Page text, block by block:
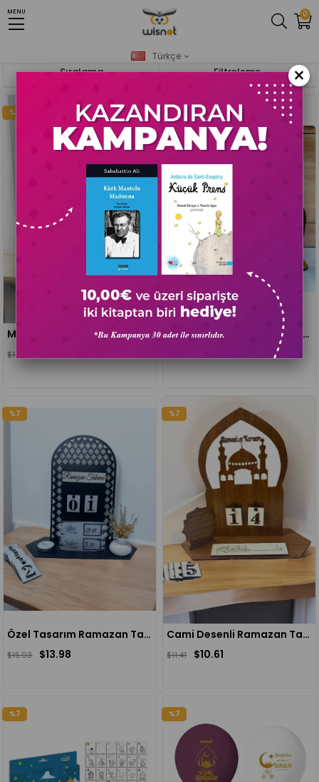
0
MENU
Türkçe
Ramazan
Filtreleme
Sıralama
Masa Üstü Günlük Günlük Ramazan Takvimi
$15.71
%7
Cami Desenli Ramazan Takvimi
%7
Özel Tasarım Ramazan Takvimi
$13.98
$15.03
%7
Cami Desenli Ramazan Takvimi
$10.61
$11.41
%7
%7 %7
×